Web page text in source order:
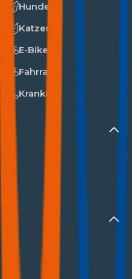
Hunde
Katzen
E-Bike
Fahrrad
Kranken